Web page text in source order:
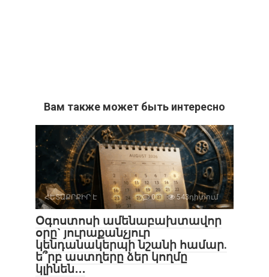
Вам также может быть интересно
ՀԵՏԱՔՐՔԻՐ Է 0 543դիտում
Օգոստոսի ամենաբախտավոր
օրը` յուրաքանչյուր
կենդանակերպի նշանի համար.
ե՞րբ աստղերը ձեր կողմը
կլինեն․․․